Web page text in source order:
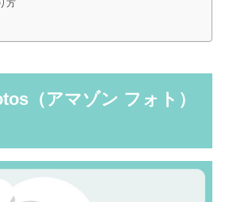
方
（アマゾン フォト）